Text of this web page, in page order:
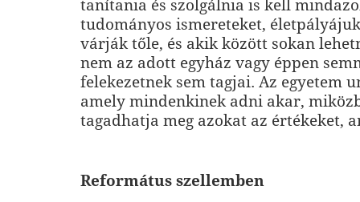
tanítania és szolgálnia is kell
tudományos ismereteket,
várják tőle, és akik között sokan
nem az adott egyház vagy éppen
felekezetnek sem tagjai. Az egyetem
amely mindenkinek adni akar,
tagadhatja meg azokat az értékeket,
Református szellemben